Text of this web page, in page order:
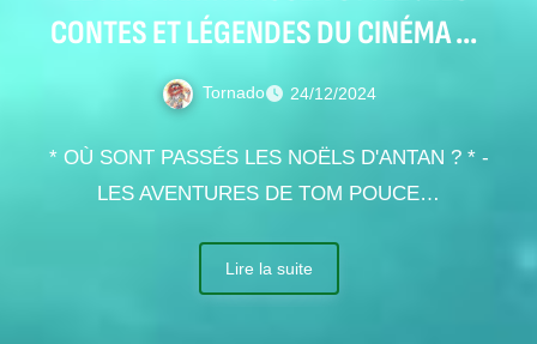
CONTES ET LÉGENDES DU CINÉMA DE
PAPA
Tornado 24/12/2024
* OÙ SONT PASSÉS LES NOËLS D'ANTAN ? * -
LES AVENTURES DE TOM POUCE…
Lire la suite